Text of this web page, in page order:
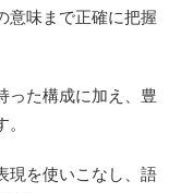
意味まで正確に把握
った構成に加え、豊
現を使いこなし、語